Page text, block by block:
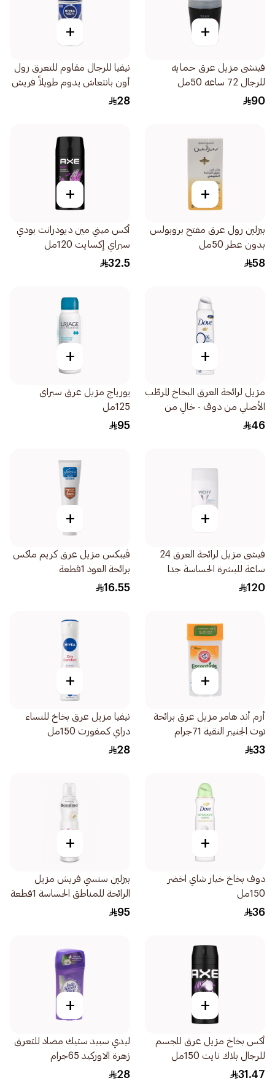
+
فيتشى مزيل عرق حمايه
للرجال 72 ساعه 50مل
90
+
نيفيا للرجال مقاوم للتعرق رول
أون بانتعاش يدوم طويلاً فريش
أكتيف 50مل
28
+
بيزلين رول عرق مفتح بروبولس
بدون عطر 50مل
58
+
أكس ميني مين ديودرانت بودي
سبراي إكسايت 120مل
32.5
+
مزيل لرائحة العرق البخاخ المرطّب
الأصلي من دوڤ - خالٍ من
الكحول وأملاح الألمنيوم
46
+
يورياج مزيل عرق سبراى
125مل
95
+
فيشى مزيل لرائحة العرق 24
ساعة للبشرة الحساسة جدا
40مل
120
+
ڤيبكس مزيل عرق كريم ماكس
برائحة العود 1قطعة
16.55
+
أرم أند هامر مزيل عرق برائحة
توت الجنيبر النقية 71جرام
33
+
نيفيا مزيل عرق بخاخ للنساء
دراي كمفورت 150مل
28
+
دوف بخاخ خيار شاي اخضر
150مل
36
+
بيزلين سنسي فريش مزيل
الرائحة للمناطق الحساسة 1قطعة
95
+
أكس بخاخ مزيل عرق للجسم
للرجال بلاك نايت 150مل
31.47
+
ليدي سبيد ستيك مضاد للتعرق
زهرة الاوركيد 65جرام
28